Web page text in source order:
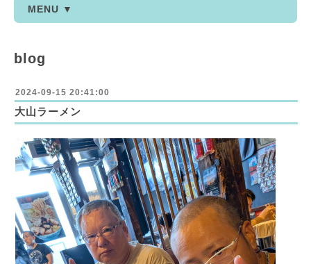
MENU ▼
blog
2024-09-15 20:41:00
大山ラーメン